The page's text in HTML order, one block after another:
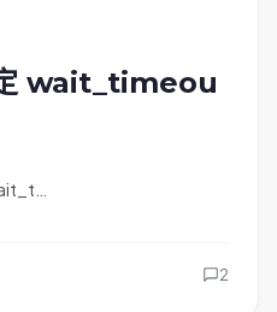
wait_timeou
2